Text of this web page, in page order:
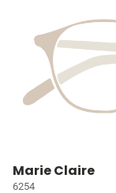
Marie Claire
6254